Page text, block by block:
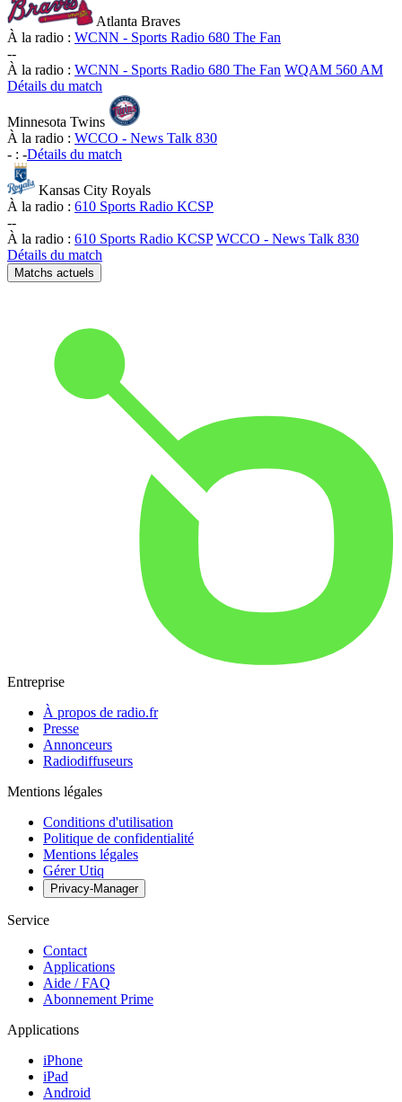
Atlanta Braves
À la radio : WCNN - Sports Radio 680 The Fan
--
À la radio : WCNN - Sports Radio 680 The Fan WQAM 560 AM
Détails du match
Minnesota Twins
À la radio : WCCO - News Talk 830
- : -Détails du match
Kansas City Royals
À la radio : 610 Sports Radio KCSP
--
À la radio : 610 Sports Radio KCSP WCCO - News Talk 830
Détails du match
Matchs actuels
Entreprise
À propos de radio.fr
Presse
Annonceurs
Radiodiffuseurs
Mentions légales
Conditions d'utilisation
Politique de confidentialité
Mentions légales
Gérer Utiq
Privacy-Manager
Service
Contact
Applications
Aide / FAQ
Abonnement Prime
Applications
iPhone
iPad
Android